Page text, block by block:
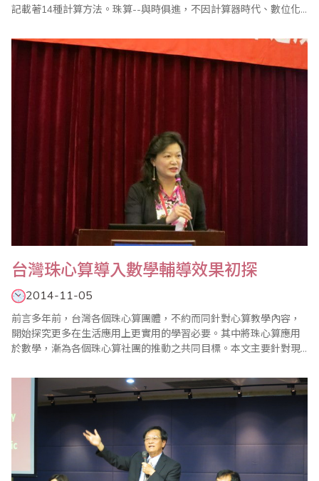
記載著14種計算方法。珠算--與時俱進，不因計算器時代、數位化
上，透過算珠撥弄，奏起美麗的樂章；在學習行為中，「算盤」不
只是開啟少幼兒智能之鑰，也具延緩老年失智，活化腦細胞之功
能；算盤繼續在人類大腦中運轉，也從東方世界，..
台灣珠心算導入數學輔導效果初探
2014-11-05
前言多年前，台灣各個珠心算團體，不約而同針對心算教學內容，
開始探究更多在生活應用上更實用的學習必要。其中將珠心算應用
於數學，漸為各個珠心算社團的推動之共同目標。本文主要針對現
前台灣珠心算教育加入數學輔導的現況。並以2014台灣省商業會數
學競賽成績優異的單位進行訪察，感謝各位老師們的大力支持慷慨
分享。壹、珠心算課程導入數學輔導在1980-19..